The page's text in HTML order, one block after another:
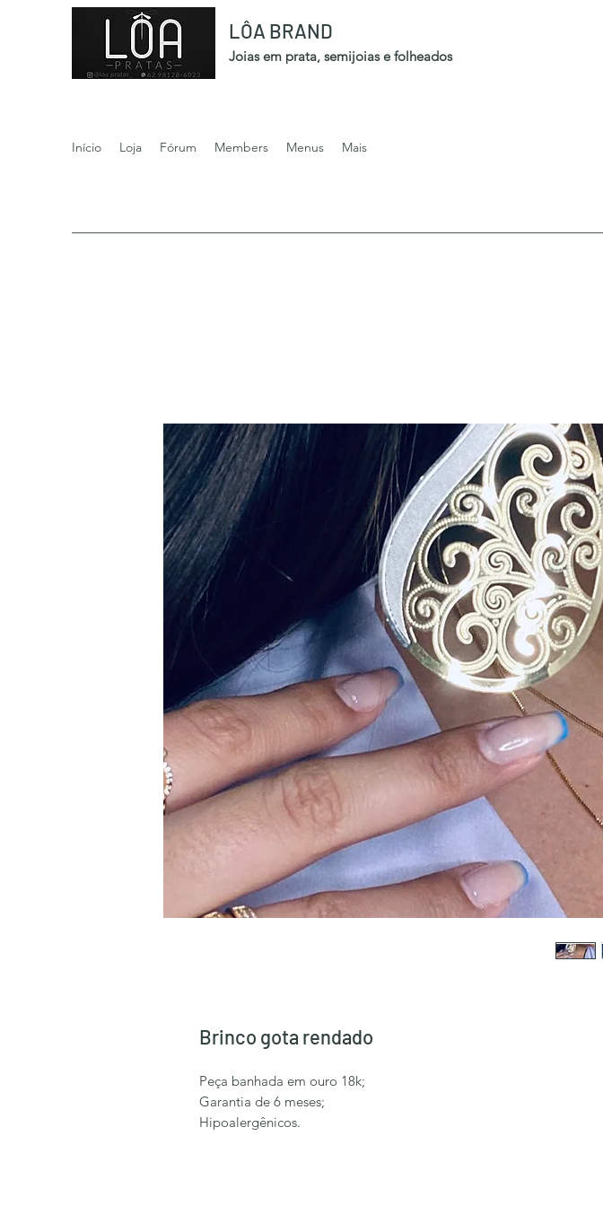
LÔA BRAND
Joias em prata, semijoias e folheados
Início Loja Fórum Members Menus Mais
Brinco gota rendado
Peça banhada em ouro 18k;
Garantia de 6 meses;
Hipoalergênicos.